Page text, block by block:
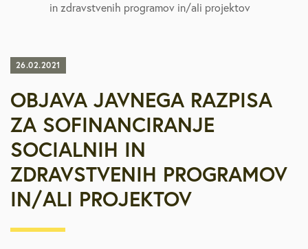
in zdravstvenih programov in/ali projektov
26.02.2021
OBJAVA JAVNEGA RAZPISA
ZA SOFINANCIRANJE
SOCIALNIH IN
ZDRAVSTVENIH PROGRAMOV
IN/ALI PROJEKTOV